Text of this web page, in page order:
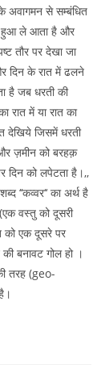
अवागमन से सम्बंधित
हुआ ले आता है और
तौर पर देखा जा
दिन के रात में ढलने
है जब धरती की
रात में या रात का
देखिये जिसमें धरती
ज़मीन को बरहक़
दिन को लपेटता है।,,
का अर्थ है
वस्तु को दूसरी
को एक दूसरे पर
बनावट गोल हो ।
तरह (geo-